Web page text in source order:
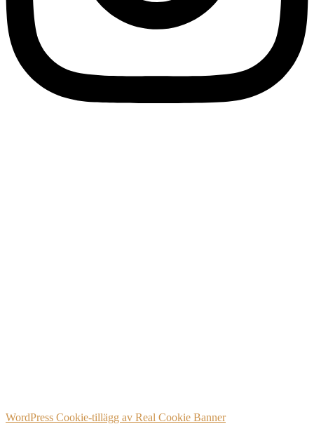
WordPress Cookie-tillägg av Real Cookie Banner